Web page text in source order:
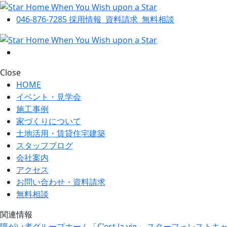
046-876-7285採用情報 資料請求 無料相談
Close
HOME
イベント・見学会
施工事例
家づくりについて
土地活用・賃貸住宅建築
スタッフブログ
会社案内
アクセス
お問い合わせ・資料請求
無料相談
関連情報